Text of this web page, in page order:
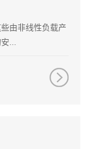
由非线性负载产
...